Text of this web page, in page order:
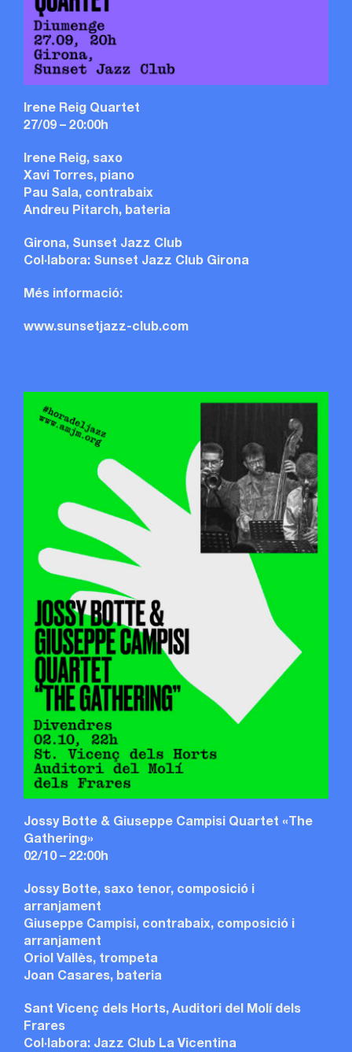
Irene Reig Quartet
27/09 – 20:00h
Irene Reig, saxo
Xavi Torres, piano
Pau Sala, contrabaix
Andreu Pitarch, bateria
Girona, Sunset Jazz Club
Col·labora: Sunset Jazz Club Girona
Més informació:
www.sunsetjazz-club.com
Jossy Botte & Giuseppe Campisi Quartet «The
Gathering»
02/10 – 22:00h
Jossy Botte, saxo tenor, composició i
arranjament
Giuseppe Campisi, contrabaix, composició i
arranjament
Oriol Vallès, trompeta
Joan Casares, bateria
Sant Vicenç dels Horts, Auditori del Molí dels
Frares
Col·labora: Jazz Club La Vicentina